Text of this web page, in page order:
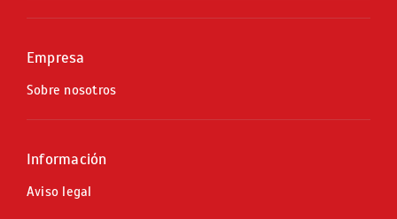
Empresa
Sobre nosotros
Información
Aviso legal